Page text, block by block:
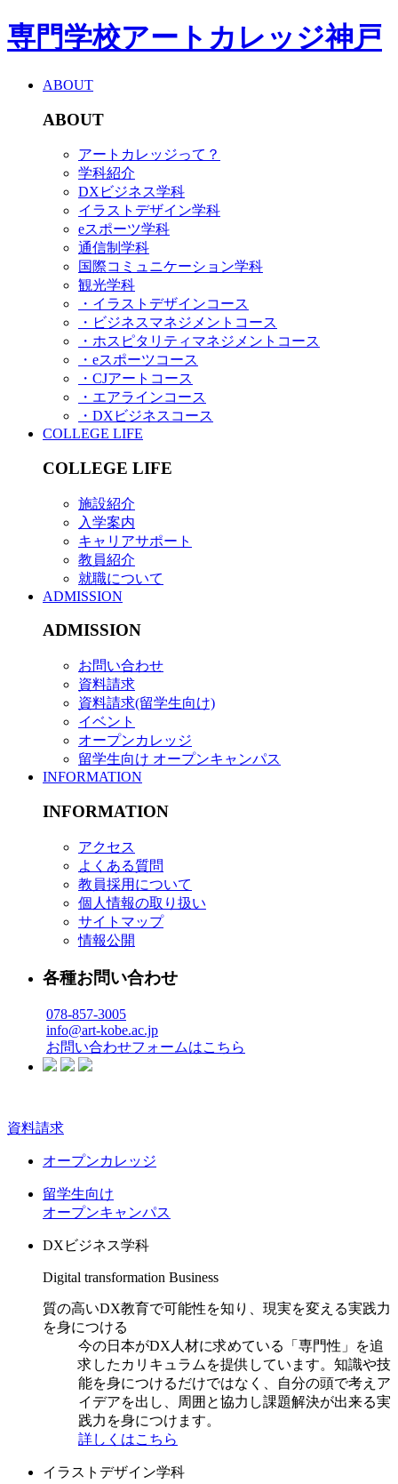
専門学校アートカレッジ神戸
ABOUT
ABOUT
アートカレッジって？
学科紹介
DXビジネス学科
イラストデザイン学科
eスポーツ学科
通信制学科
国際コミュニケーション学科
観光学科
・イラストデザインコース
・ビジネスマネジメントコース
・ホスピタリティマネジメントコース
・eスポーツコース
・CJアートコース
・エアラインコース
・DXビジネスコース
COLLEGE LIFE
COLLEGE LIFE
施設紹介
入学案内
キャリアサポート
教員紹介
就職について
ADMISSION
ADMISSION
お問い合わせ
資料請求
資料請求(留学生向け)
イベント
オープンカレッジ
留学生向け オープンキャンパス
INFORMATION
INFORMATION
アクセス
よくある質問
教員採用について
個人情報の取り扱い
サイトマップ
情報公開
各種お問い合わせ
078-857-3005
info@art-kobe.ac.jp
お問い合わせフォームはこちら
資料請求
オープンカレッジ
留学生向け
オープンキャンパス
DXビジネス学科
Digital transformation Business
質の高いDX教育で可能性を知り、現実を変える実践力
を身につける
今の日本がDX人材に求めている「専門性」を追
求したカリキュラムを提供しています。知識や技
能を身につけるだけではなく、自分の頭で考えア
イデアを出し、周囲と協力し課題解決が出来る実
践力を身につけます。
詳しくはこちら
イラストデザイン学科